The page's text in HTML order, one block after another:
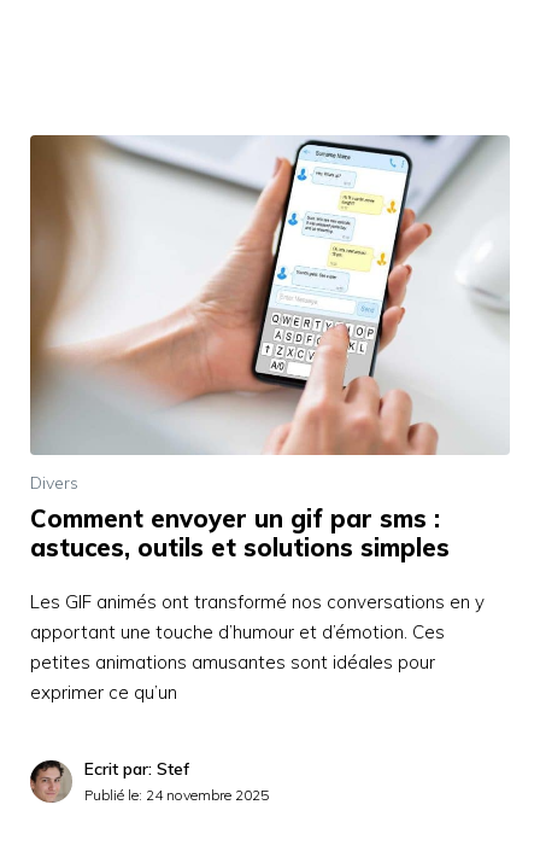
Divers
Comment envoyer un gif par sms :
astuces, outils et solutions simples
Les GIF animés ont transformé nos conversations en y
apportant une touche d’humour et d’émotion. Ces
petites animations amusantes sont idéales pour
exprimer ce qu’un
Ecrit par: Stef
Publié le: 24 novembre 2025